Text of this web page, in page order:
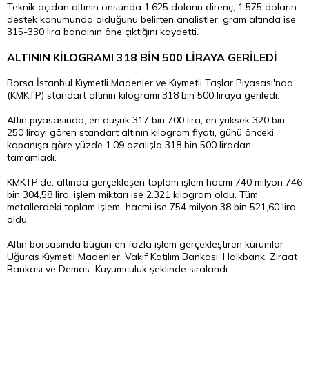
Teknik açıdan altının onsunda 1.625 doların direnç, 1.575 doların
destek konumunda olduğunu belirten analistler, gram altında ise
315-330 lira bandının öne çıktığını kaydetti.
ALTININ KİLOGRAMI 318 BİN 500 LİRAYA GERİLEDİ
Borsa İstanbul Kıymetli Madenler ve Kıymetli Taşlar Piyasası'nda
(KMKTP) standart altının kilogramı 318 bin 500 liraya geriledi.
Altın piyasasında, en düşük 317 bin 700 lira, en yüksek 320 bin
250 lirayı gören standart altının kilogram fiyatı, günü önceki
kapanışa göre yüzde 1,09 azalışla 318 bin 500 liradan
tamamladı.
KMKTP'de, altında gerçekleşen toplam işlem hacmi 740 milyon 746
bin 304,58 lira, işlem miktarı ise 2.321 kilogram oldu. Tüm
metallerdeki toplam işlem hacmi ise 754 milyon 38 bin 521,60 lira
oldu.
Altın borsasında bugün en fazla işlem gerçekleştiren kurumlar
Uğuras Kıymetli Madenler, Vakıf Katılım Bankası, Halkbank, Ziraat
Bankası ve Demas Kuyumculuk şeklinde sıralandı.